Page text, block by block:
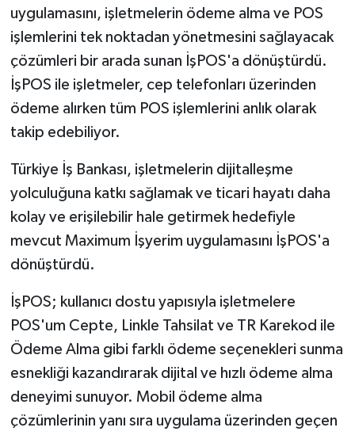
uygulamasını, işletmelerin ödeme alma ve POS
işlemlerini tek noktadan yönetmesini sağlayacak
çözümleri bir arada sunan İşPOS'a dönüştürdü.
İşPOS ile işletmeler, cep telefonları üzerinden
ödeme alırken tüm POS işlemlerini anlık olarak
takip edebiliyor.
Türkiye İş Bankası, işletmelerin dijitalleşme
yolculuğuna katkı sağlamak ve ticari hayatı daha
kolay ve erişilebilir hale getirmek hedefiyle
mevcut Maximum İşyerim uygulamasını İşPOS'a
dönüştürdü.
İşPOS; kullanıcı dostu yapısıyla işletmelere
POS'um Cepte, Linkle Tahsilat ve TR Karekod ile
Ödeme Alma gibi farklı ödeme seçenekleri sunma
esnekliği kazandırarak dijital ve hızlı ödeme alma
deneyimi sunuyor. Mobil ödeme alma
çözümlerinin yanı sıra uygulama üzerinden geçen
Güvenlik
İNSAN
Jandarma
Kadın
KÜLTÜR SANAT
Otomobil
POLİTİKA